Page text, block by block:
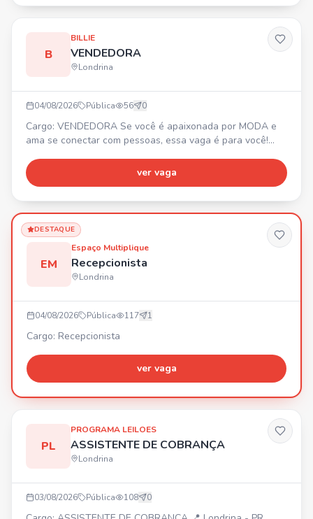
B
BILLIE
VENDEDORA
Londrina
04/08/2026 Pública 56 0
Cargo: VENDEDORA Se você é apaixonada por MODA e
ama se conectar com pessoas, essa vaga é para você!
das tendências. ⚡ Seja proativa, tenha atitude, iniciativa e
goste de fazer acontecer. 👜 Tenha experiência com
simpática e saiba encantar clientes. 📍 Centro de Londrin
ver vaga
DESTAQUE
EM
Espaço Multiplique
Recepcionista
Londrina
04/08/2026 Pública 117 1
Cargo: Recepcionista
ver vaga
PL
PROGRAMA LEILOES
ASSISTENTE DE COBRANÇA
Londrina
03/08/2026 Pública 108 0